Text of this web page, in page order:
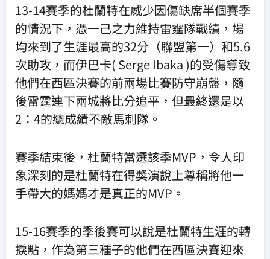
13-14賽季的杜蘭特在威少因傷缺席半個賽季
的情況下，憑一己之力維持雷霆隊戰績，場
均來到了生涯最高的32分（聯盟第一）和5.6
次助攻，而伊巴卡( Serge Ibaka )的受傷導致
他們在西區決賽的前兩場比賽防守崩盤，隨
後雷霆連下兩城將比分追平，但最終還是以
2：4的總成績不敵馬刺隊。
賽季結束後，杜蘭特當選該季MVP，令人印
象深刻的是杜蘭特在得獎演說上尊稱將他一
手帶大的媽媽才是真正的MVP。
15-16賽季的季後賽可以說是杜蘭特生涯的轉
捩點，作為第三種子的他們在西區決賽迎來